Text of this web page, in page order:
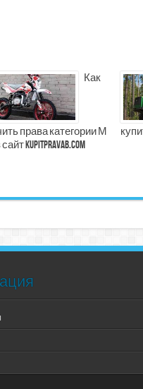
Как
права категории М
kupitpravab.com